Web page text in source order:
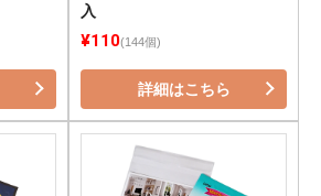
入
¥110(144個)
詳細はこちら